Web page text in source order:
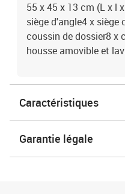
55 x 45 x 13 cm (L x l
siège d'angle4 x siège
coussin de dossier8 x
housse amovible et
Caractéristiques
Garantie légale